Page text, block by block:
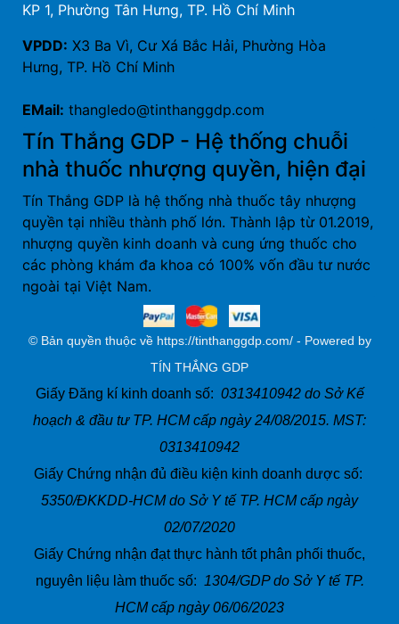
KP 1, Phường Tân Hưng, TP. Hồ Chí Minh
VPDD: X3 Ba Vì, Cư Xá Bắc Hải, Phường Hòa
Hưng, TP. Hồ Chí Minh
EMail: thangledo@tinthanggdp.com
Tín Thắng GDP - Hệ thống chuỗi
nhà thuốc nhượng quyền, hiện đại
Tín Thắng GDP là hệ thống nhà thuốc tây nhượng
quyền tại nhiều thành phố lớn. Thành lập từ 01.2019,
nhượng quyền kinh doanh và cung ứng thuốc cho
các phòng khám đa khoa có 100% vốn đầu tư nước
ngoài tại Việt Nam.
© Bản quyền thuộc về https://tinthanggdp.com/ - Powered by
TÍN THẮNG GDP
Giấy Đăng kí kinh doanh số: 0313410942 do Sở Kế
hoạch & đầu tư TP. HCM cấp ngày 24/08/2015. MST:
0313410942
Giấy Chứng nhận đủ điều kiện kinh doanh dược số:
5350/ĐKKDD-HCM do Sở Y tế TP. HCM cấp ngày
02/07/2020
Giấy Chứng nhận đạt thực hành tốt phân phối thuốc,
nguyên liệu làm thuốc số: 1304/GDP do Sở Y tế TP.
HCM cấp ngày 06/06/2023